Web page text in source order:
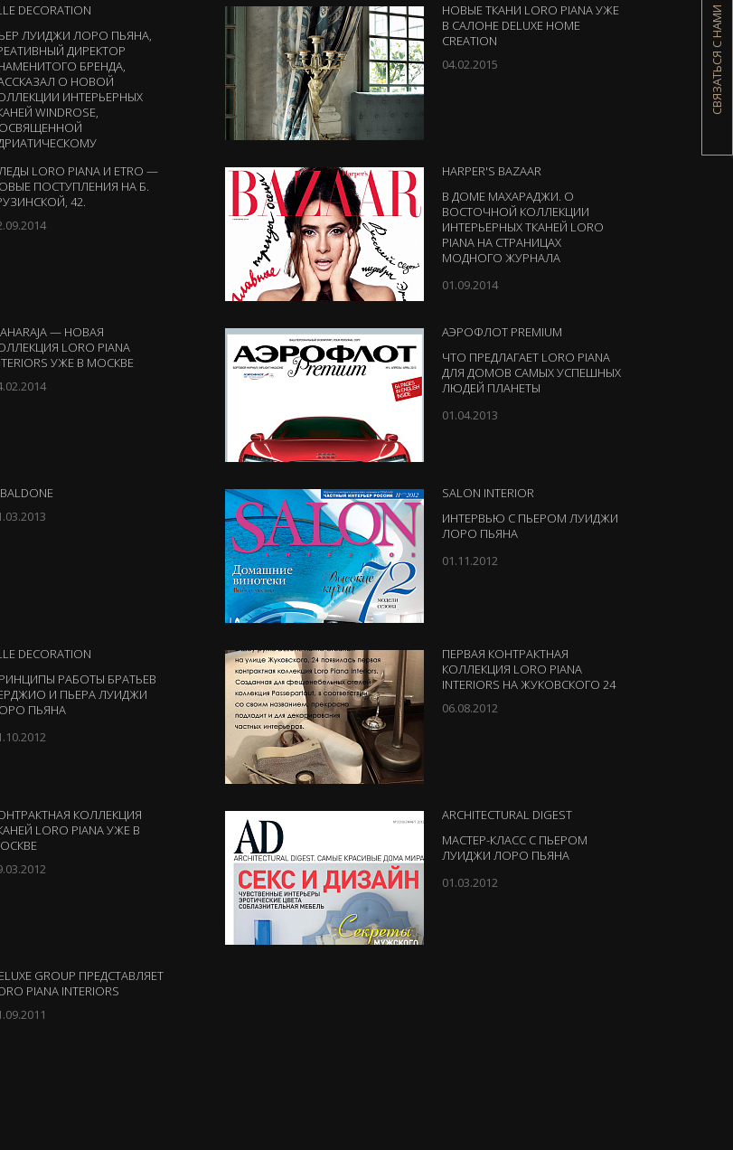
СВЯЗАТЬСЯ С НАМИ
DECORATION
ЛУИДЖИ ЛОРО ПЬЯНА,
ДИРЕКТОР
БРЕНДА,
О НОВОЙ
ИНТЕРЬЕРНЫХ
WINDROSE,
НОВЫЕ ТКАНИ LORO PIANA УЖЕ
В САЛОНЕ DELUXE HOME
CREATION
04.02.2015
LORO PIANA И ETRO —
ПОСТУПЛЕНИЯ НА Б.
42.
HARPER'S BAZAAR
В ДОМЕ МАХАРАДЖИ. О
ВОСТОЧНОЙ КОЛЛЕКЦИИ
ИНТЕРЬЕРНЫХ ТКАНЕЙ LORO
PIANA НА СТРАНИЦАХ
МОДНОГО ЖУРНАЛА
01.09.2014
— НОВАЯ
LORO PIANA
УЖЕ В МОСКВЕ
АЭРОФЛОТ PREMIUM
ЧТО ПРЕДЛАГАЕТ LORO PIANA
ДЛЯ ДОМОВ САМЫХ УСПЕШНЫХ
ЛЮДЕЙ ПЛАНЕТЫ
01.04.2013
SALON INTERIOR
ИНТЕРВЬЮ С ПЬЕРОМ ЛУИДЖИ
ЛОРО ПЬЯНА
01.11.2012
DECORATION
РАБОТЫ БРАТЬЕВ
И ПЬЕРА ЛУИДЖИ
ПЬЯНА
ПЕРВАЯ КОНТРАКТНАЯ
КОЛЛЕКЦИЯ LORO PIANA
INTERIORS НА ЖУКОВСКОГО 24
06.08.2012
КОЛЛЕКЦИЯ
LORO PIANA УЖЕ В
ARCHITECTURAL DIGEST
МАСТЕР-КЛАСС С ПЬЕРОМ
ЛУИДЖИ ЛОРО ПЬЯНА
01.03.2012
GROUP ПРЕДСТАВЛЯЕТ
PIANA INTERIORS